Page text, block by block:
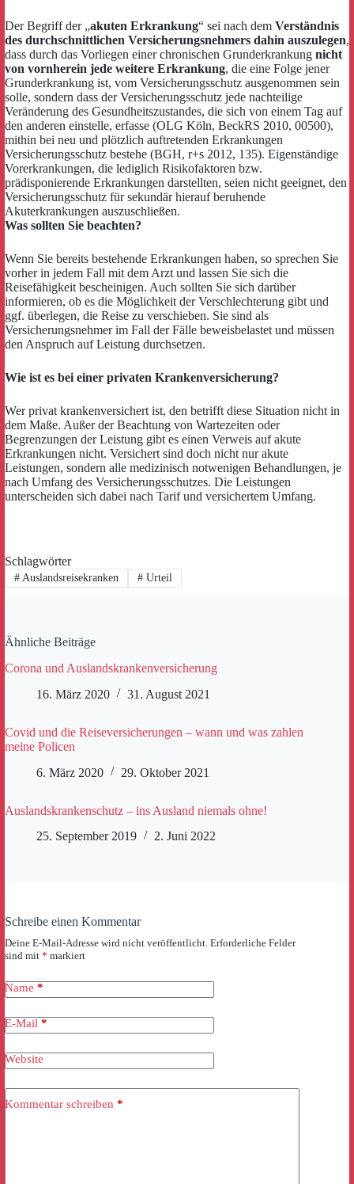
Der Begriff der „akuten Erkrankung“ sei nach dem Verständnis
des durchschnittlichen Versicherungsnehmers dahin auszulegen,
dass durch das Vorliegen einer chronischen Grunderkrankung nicht
von vornherein jede weitere Erkrankung, die eine Folge jener
Grunderkrankung ist, vom Versicherungsschutz ausgenommen sein
solle, sondern dass der Versicherungsschutz jede nachteilige
Veränderung des Gesundheitszustandes, die sich von einem Tag auf
den anderen einstelle, erfasse (OLG Köln, BeckRS 2010, 00500),
mithin bei neu und plötzlich auftretenden Erkrankungen
Versicherungsschutz bestehe (BGH, r+s 2012, 135). Eigenständige
Vorerkrankungen, die lediglich Risikofaktoren bzw.
prädisponierende Erkrankungen darstellten, seien nicht geeignet, den
Versicherungsschutz für sekundär hierauf beruhende
Akuterkrankungen auszuschließen.
Was sollten Sie beachten?
Wenn Sie bereits bestehende Erkrankungen haben, so sprechen Sie
vorher in jedem Fall mit dem Arzt und lassen Sie sich die
Reisefähigkeit bescheinigen. Auch sollten Sie sich darüber
informieren, ob es die Möglichkeit der Verschlechterung gibt und
ggf. überlegen, die Reise zu verschieben. Sie sind als
Versicherungsnehmer im Fall der Fälle beweisbelastet und müssen
den Anspruch auf Leistung durchsetzen.
Wie ist es bei einer privaten Krankenversicherung?
Wer privat krankenversichert ist, den betrifft diese Situation nicht in
dem Maße. Außer der Beachtung von Wartezeiten oder
Begrenzungen der Leistung gibt es einen Verweis auf akute
Erkrankungen nicht. Versichert sind doch nicht nur akute
Leistungen, sondern alle medizinisch notwenigen Behandlungen, je
nach Umfang des Versicherungsschutzes. Die Leistungen
unterscheiden sich dabei nach Tarif und versichertem Umfang.
Schlagwörter
#Auslandsreisekranken #Urteil
Ähnliche Beiträge
Corona und Auslandskrankenversicherung
16. März 2020
31. August 2021
Covid und die Reiseversicherungen – wann und was zahlen
meine Policen
6. März 2020
29. Oktober 2021
Auslandskrankenschutz – ins Ausland niemals ohne!
25. September 2019
2. Juni 2022
Schreibe einen Kommentar
Deine E-Mail-Adresse wird nicht veröffentlicht. Erforderliche Felder
sind mit * markiert
Name *
E-Mail *
Website
Kommentar schreiben *